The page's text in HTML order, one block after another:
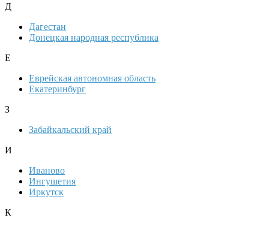
Д
Дагестан
Донецкая народная республика
Е
Еврейская автономная область
Екатеринбург
З
Забайкальский край
И
Иваново
Ингушетия
Иркутск
К